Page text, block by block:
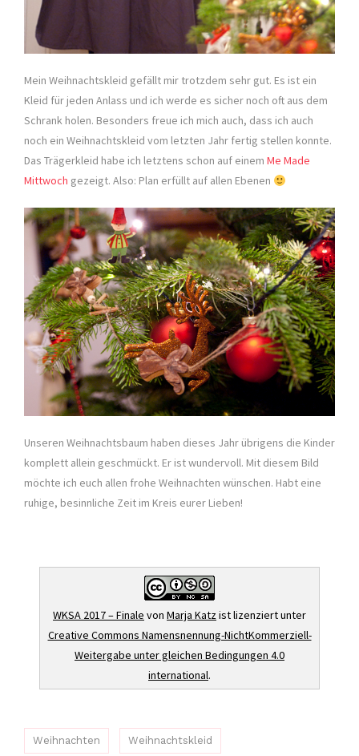
Mein Weihnachtskleid gefällt mir trotzdem sehr gut. Es ist ein
Kleid für jeden Anlass und ich werde es sicher noch oft aus dem
Schrank holen. Besonders freue ich mich auch, dass ich auch
noch ein Weihnachtskleid vom letzten Jahr fertig stellen konnte.
Das Trägerkleid habe ich letztens schon auf einem Me Made
Mittwoch gezeigt. Also: Plan erfüllt auf allen Ebenen
Unseren Weihnachtsbaum haben dieses Jahr übrigens die Kinder
komplett allein geschmückt. Er ist wundervoll. Mit diesem Bild
möchte ich euch allen frohe Weihnachten wünschen. Habt eine
ruhige, besinnliche Zeit im Kreis eurer Lieben!
WKSA 2017 – Finale von Marja Katzist lizenziert unter
Creative Commons Namensnennung-NichtKommerziell-
Weitergabe unter gleichen Bedingungen 4.0
international.
Weihnachten Weihnachtskleid